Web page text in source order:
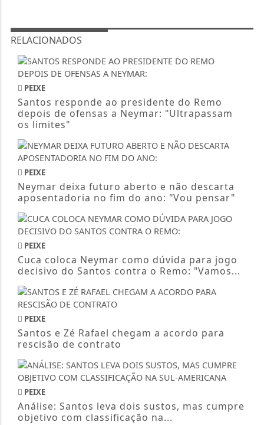
RELACIONADOS
PEIXE
Santos responde ao presidente do Remo
depois de ofensas a Neymar: "Ultrapassam
os limites"
PEIXE
Neymar deixa futuro aberto e não descarta
aposentadoria no fim do ano: "Vou pensar"
PEIXE
Cuca coloca Neymar como dúvida para jogo
decisivo do Santos contra o Remo: "Vamos...
PEIXE
Santos e Zé Rafael chegam a acordo para
rescisão de contrato
PEIXE
Análise: Santos leva dois sustos, mas cumpre
objetivo com classificação na...